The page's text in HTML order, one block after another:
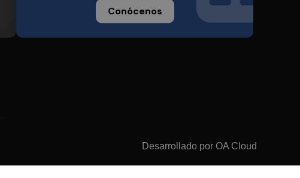
Conócenos
Desarrollado por OA Cloud